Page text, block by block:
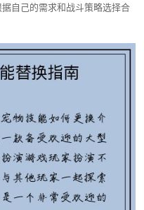
自己的需求和战斗策略选择合